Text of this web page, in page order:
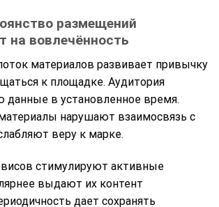
размещений
на вовлечённость
материалов развивает привычку
к площадке. Аудитория
в установленное время.
нарушают взаимосвязь с
веру к марке.
стимулируют активные
выдают их контент
дает сохранять